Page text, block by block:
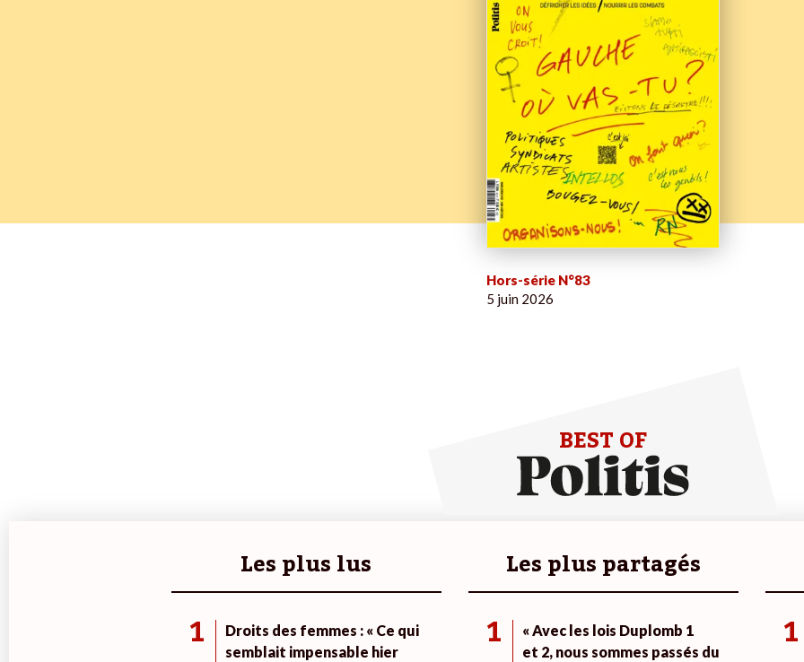
Hors-série N°83
5 juin 2026
BEST OF
Les plus lus
1
Droits des femmes : « Ce qui
semblait impensable hier
Les plus partagés
1
« Avec les lois Duplomb 1
et 2, nous sommes passés du
1